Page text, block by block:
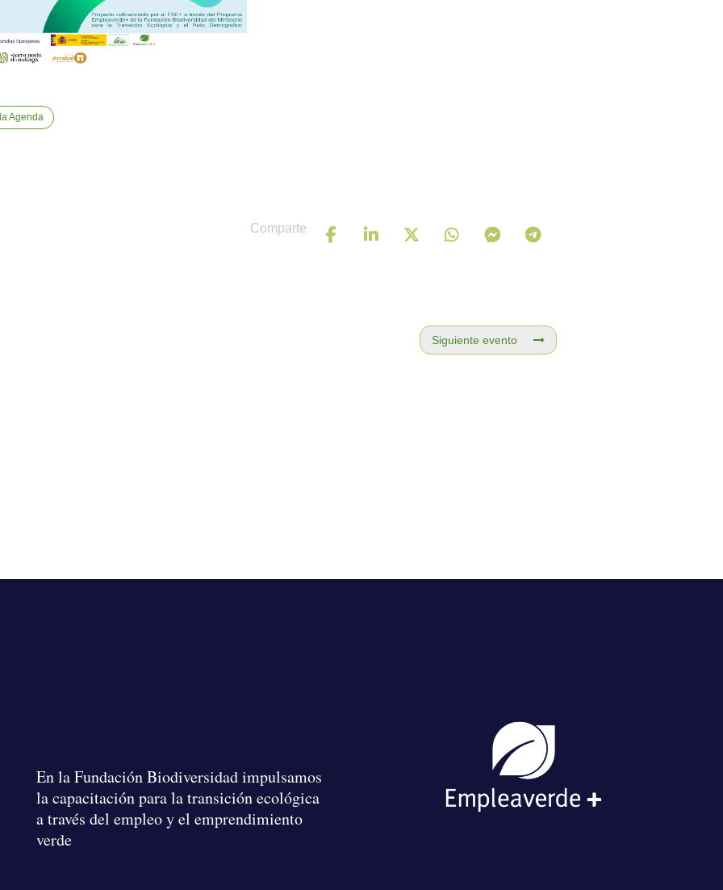
Agenda
Comparte
Siguiente evento
En la Fundación Biodiversidadimpulsamos
la capacitación para la transición ecológica
a través del empleo y el emprendimiento
verde